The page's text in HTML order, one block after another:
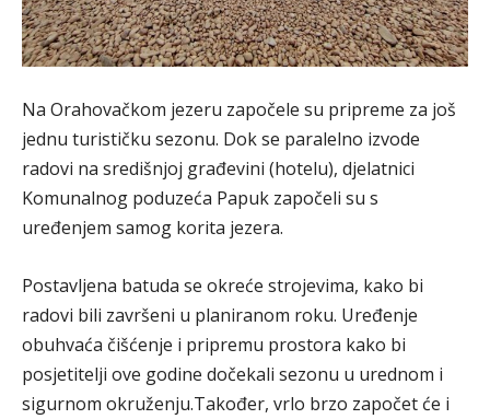
Na Orahovačkom jezeru započele su pripreme za još
jednu turističku sezonu. Dok se paralelno izvode
radovi na središnjoj građevini (hotelu), djelatnici
Komunalnog poduzeća Papuk započeli su s
uređenjem samog korita jezera.
Postavljena batuda se okreće strojevima, kako bi
radovi bili završeni u planiranom roku. Uređenje
obuhvaća čišćenje i pripremu prostora kako bi
posjetitelji ove godine dočekali sezonu u urednom i
sigurnom okruženju.Također, vrlo brzo započet će i